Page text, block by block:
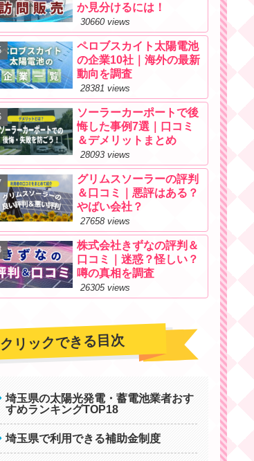
か見分けるには！
30660 views
ペロブスカイト太陽電池
の企業10社｜海外の最新
動向を調査
28381 views
ソーラーカーポートで後
悔した事例7選｜口コミ
＆デメリットまとめ
28093 views
グリムスソーラーの評判
＆口コミ｜悪評はある？
やばい会社？
27658 views
株式会社きずなの評判＆
口コミ｜迷惑？怪しい？
噂の真相を調査
26305 views
クリックできる目次
埼玉県の太陽光発電・蓄電池業者おす
すめランキングTOP18
埼玉県で利用できる補助金制度